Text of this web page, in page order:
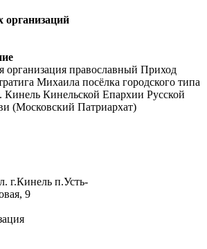
организаций
организация православный Приход
Михаила посёлка городского типа
Кинель Кинельской Епархии Русской
(Московский Патриархат)
г.Кинель п.Усть-
9